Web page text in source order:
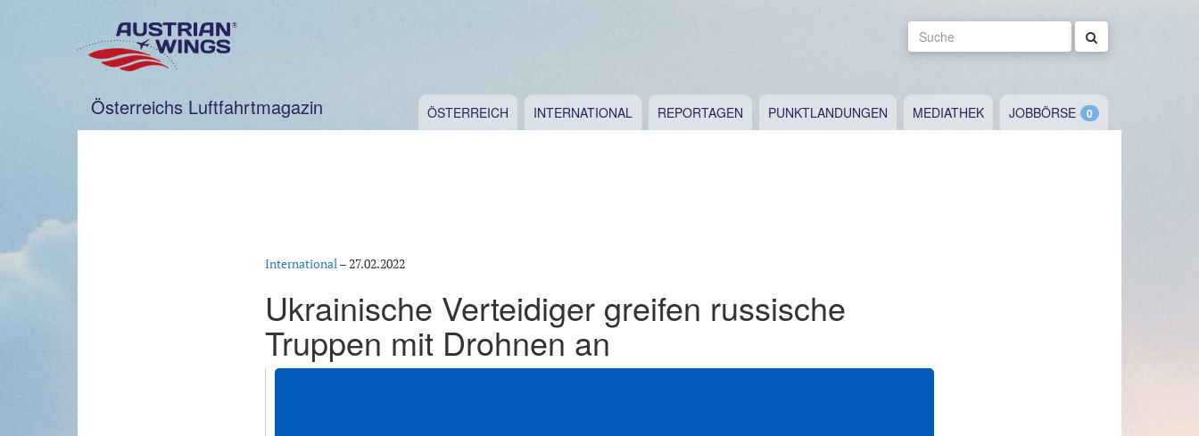
Suche
Österreichs Luftfahrtmagazin ÖSTERREICH INTERNATIONAL REPORTAGEN PUNKTLANDUNGEN MEDIATHEK JOBBÖRSE
International–27.02.2022
Ukrainische Verteidiger greifen russische
Truppen mit Drohnen an